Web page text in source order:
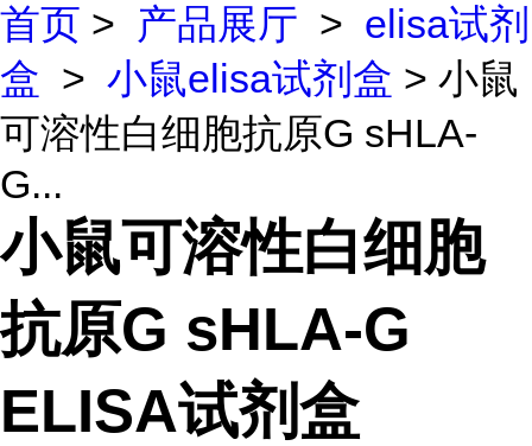
首页 > 产品展厅 > elisa试剂
盒 > 小鼠elisa试剂盒 > 小鼠
可溶性白细胞抗原G sHLA-
G...
小鼠可溶性白细胞
抗原G sHLA-G
ELISA试剂盒